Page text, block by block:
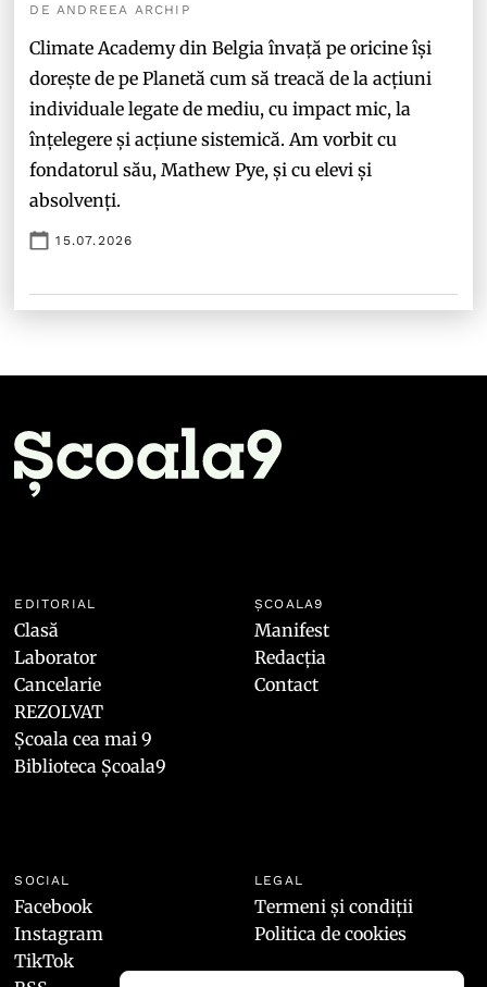
DE ANDREEA ARCHIP
Climate Academy din Belgia învață pe oricine își
dorește de pe Planetă cum să treacă de la acțiuni
individuale legate de mediu, cu impact mic, la
înțelegere și acțiune sistemică. Am vorbit cu
fondatorul său, Mathew Pye, și cu elevi și
absolvenți.
15.07.2026
EDITORIAL
Clasă
Laborator
Cancelarie
REZOLVAT
Școala cea mai 9
Biblioteca Școala9
ȘCOALA9
Manifest
Redacția
Contact
SOCIAL
Facebook
Instagram
TikTok
LEGAL
Termeni și condiții
Politica de cookies